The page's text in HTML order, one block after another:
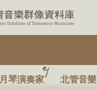
月琴演奏家 北管音樂